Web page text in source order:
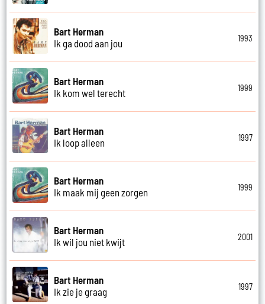
Bart Herman
Ik ga dood aan jou
1993
Bart Herman
Ik kom wel terecht
1999
Bart Herman
Ik loop alleen
1997
Bart Herman
Ik maak mij geen zorgen
1999
Bart Herman
Ik wil jou niet kwijt
2001
Bart Herman
Ik zie je graag
1997